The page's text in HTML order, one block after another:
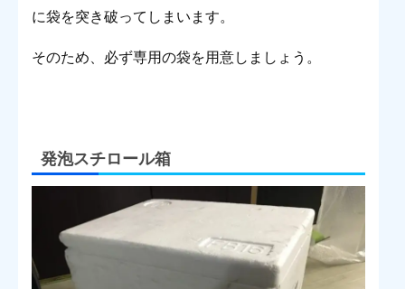
に袋を突き破ってしまいます。
そのため、必ず専用の袋を用意しましょう。
発泡スチロール箱